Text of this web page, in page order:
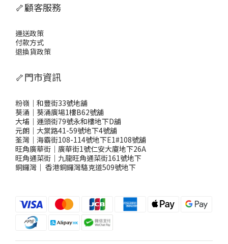
🦴顧客服務
運送政策
付款方式
退換貨政策
🦴門市資訊
粉嶺｜和豐街33號地舖
葵涌｜葵涌廣場1樓B62號舖
大埔｜運頭街79號永和樓地下D舖
元朗｜大棠路41-59號地下4號舖
荃灣｜海霸街108-114號地下E1#108號舖
旺角廣華街｜廣華街1號仁安大廈地下26A
旺角通菜街｜九龍旺角通菜街161號地下
銅鑼灣 ｜ 香港銅鑼灣駱克道509號地下